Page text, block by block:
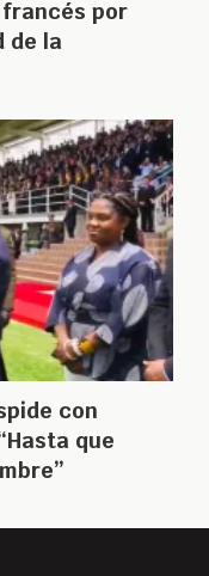
por
de la
con
que